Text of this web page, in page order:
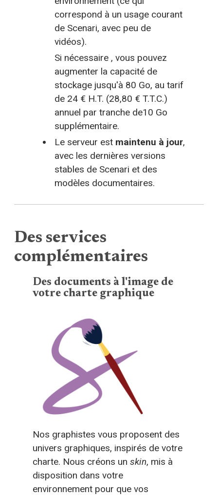
correspond à un usage courant
de Scenari, avec peu de
vidéos).
Si nécessaire , vous pouvez
augmenter la capacité de
stockage jusqu'à 80 Go, au tarif
de 24 € H.T. (28,80 € T.T.C.)
annuel par tranche de10 Go
supplémentaire.
Le serveur est maintenu à jour,
avec les dernières versions
stables de Scenari et des
modèles documentaires.
Des services
complémentaires
Des documents à l'image de
votre charte graphique
Nos graphistes vous proposent des
univers graphiques, inspirés de votre
charte. Nous créons unskin, mis à
disposition dans votre
environnement pour que vos